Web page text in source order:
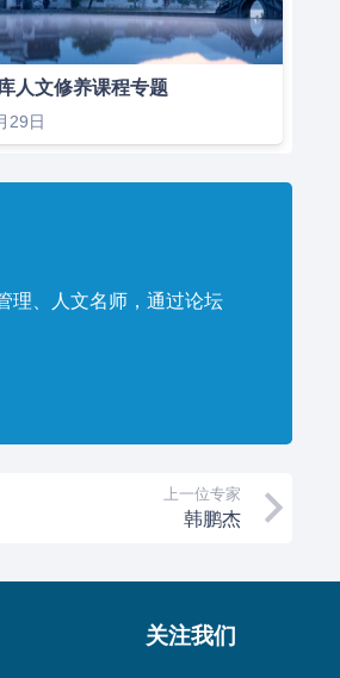
人文修养课程专题
29日
理、人文名师，通过论坛
上一位专家
韩鹏杰
关注我们